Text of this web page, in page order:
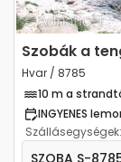
Szobák a
Hvar / 8785
10 m a
INGYENES
Szállásegységek:
Szoba Hvar